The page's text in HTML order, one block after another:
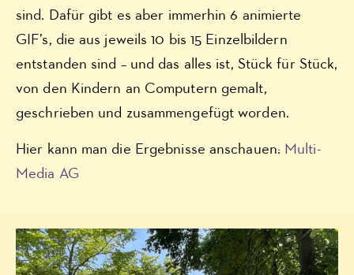
sind. Dafür gibt es aber immerhin 6 animierte
GIF’s, die aus jeweils 10 bis 15 Einzelbildern
entstanden sind – und das alles ist, Stück für Stück,
von den Kindern an Computern gemalt,
geschrieben und zusammengefügt worden.
Hier kann man die Ergebnisse anschauen: Multi-
Media AG